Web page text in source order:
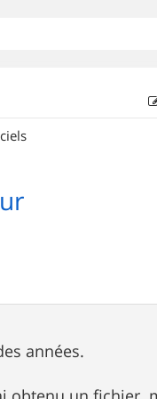
années.